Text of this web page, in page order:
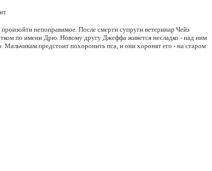
непоправимое. После смерти супруги ветеринар Чейз
по имени Дрю. Новому другу Джеффа живется несладко - над ним
предстоит похоронить пса, и они хоронят его - на старом